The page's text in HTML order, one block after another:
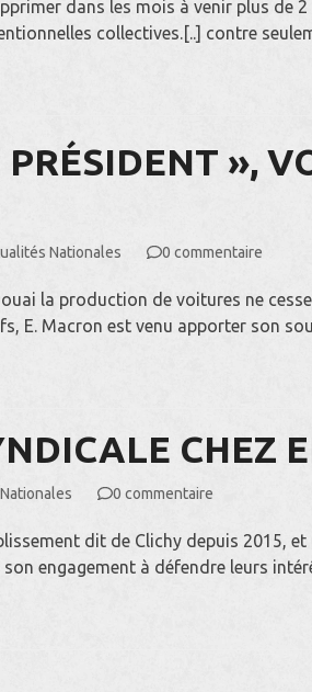
dans les mois à venir plus de
collectives.[..] contre
»,
Nationales 0 commentaire
la production de voitures ne
E. Macron est venu apporter son
CHEZ
0 commentaire
dit de Clichy depuis 2015,
engagement à défendre leurs